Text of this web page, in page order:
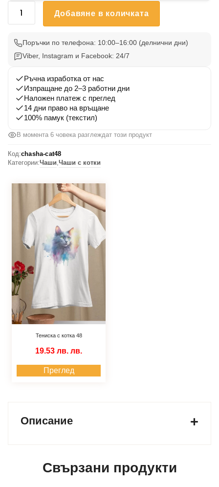
количество
Котка
Добавяне в количката
Поръчки по телефона: 10:00–16:00 (делнични дни)
Viber, Instagram и Facebook: 24/7
Ръчна изработка от нас
Изпращане до 2–3 работни дни
Наложен платеж с преглед
14 дни право на връщане
100% памук (текстил)
В момента 6 човека разглеждат този продукт
Код:chasha-cat48
Категории:Чаши,Чаши с котки
Тениска с котка 48
19.53 лв. лв.
Преглед
Описание
Свързани продукти